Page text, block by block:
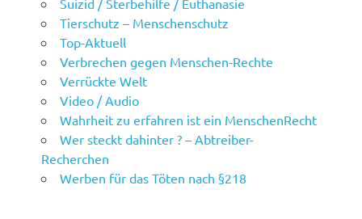
Suizid / Sterbehilfe / Euthanasie
Tierschutz – Menschenschutz
Top-Aktuell
Verbrechen gegen Menschen-Rechte
Verrückte Welt
Video / Audio
Wahrheit zu erfahren ist ein MenschenRecht
Wer steckt dahinter ? – Abtreiber-
Recherchen
Werben für das Töten nach §218